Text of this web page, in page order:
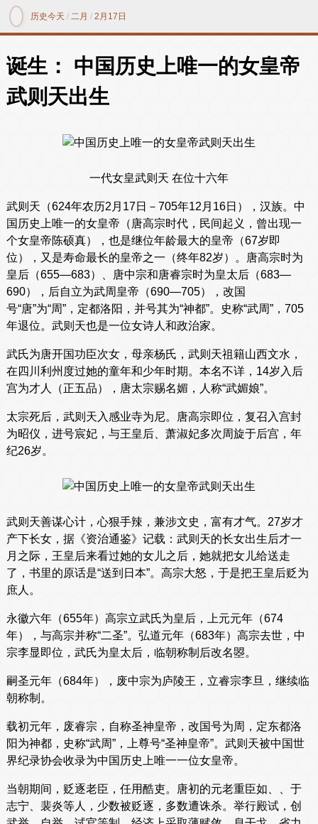
历史今天 /二月 /2月17日
诞生： 中国历史上唯一的女皇帝
武则天出生
一代女皇武则天 在位十六年
武则天（624年农历2月17日－705年12月16日），汉族。中
国历史上唯一的女皇帝（唐高宗时代，民间起义，曾出现一
个女皇帝陈硕真），也是继位年龄最大的皇帝（67岁即
位），又是寿命最长的皇帝之一（终年82岁）。唐高宗时为
皇后（655—683）、唐中宗和唐睿宗时为皇太后（683—
690），后自立为武周皇帝（690—705），改国
号“唐”为“周”，定都洛阳，并号其为“神都”。史称“武周”，705
年退位。武则天也是一位女诗人和政治家。
武氏为唐开国功臣次女，母亲杨氏，武则天祖籍山西文水，
在四川利州度过她的童年和少年时期。本名不详，14岁入后
宫为才人（正五品），唐太宗赐名媚，人称“武媚娘”。
太宗死后，武则天入感业寺为尼。唐高宗即位，复召入宫封
为昭仪，进号宸妃，与王皇后、萧淑妃多次周旋于后宫，年
纪26岁。
武则天善谋心计，心狠手辣，兼涉文史，富有才气。27岁才
产下长女，据《资治通鉴》记载：武则天的长女出生后才一
月之际，王皇后来看过她的女儿之后，她就把女儿给送走
了，书里的原话是“送到日本”。高宗大怒，于是把王皇后贬为
庶人。
永徽六年（655年）高宗立武氏为皇后，上元元年（674
年），与高宗并称“二圣”。弘道元年（683年）高宗去世，中
宗李显即位，武氏为皇太后，临朝称制后改名曌。
嗣圣元年（684年），废中宗为庐陵王，立睿宗李旦，继续临
朝称制。
载初元年，废睿宗，自称圣神皇帝，改国号为周，定东都洛
阳为神都，史称“武周”，上尊号“圣神皇帝”。武则天被中国世
界纪录协会收录为中国历史上唯一一位女皇帝。
当朝期间，贬逐老臣，任用酷吏。唐初的元老重臣如、、于
志宁、裴炎等人，少数被贬逐，多数遭诛杀。举行殿试，创